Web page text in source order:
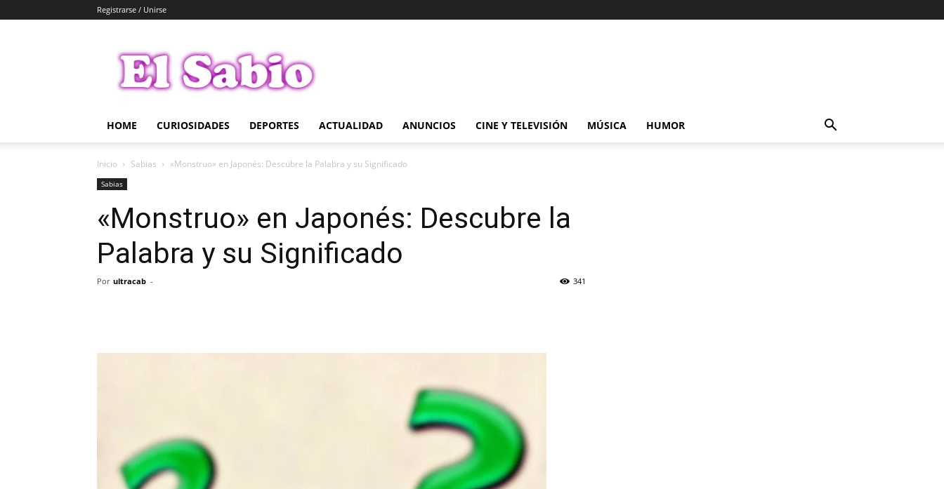
Registrarse / Unirse
Sabio
HOME CURIOSIDADES DEPORTES ACTUALIDAD ANUNCIOS CINE Y TELEVISIÓN MÚSICA HUMOR
Inicio Sabias «Monstruo» en Japonés: Descubre la Palabra y su Significado
Sabias
«Monstruo» en Japonés: Descubre la
Palabra y su Significado
Por ultracab - 341